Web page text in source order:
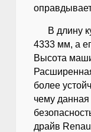
В длину
4333 мм, а
Высота
более
чему данная
драйв